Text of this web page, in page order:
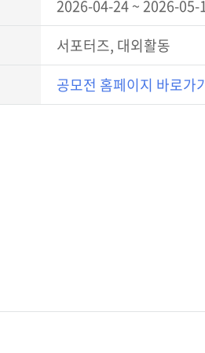
2026-04-24 ~ 2026-05-
서포터즈, 대외활동
공모전 홈페이지 바로가